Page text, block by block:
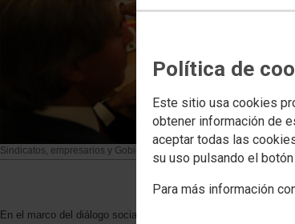
Política de
Este sitio usa cookies
obtener información de
aceptar todas las
su uso pulsando el
Para más información
Sindicatos, empresarios y Gobierno madrileño constituyen el
En el marco del diálogo social en la Comunidad de Madrid,